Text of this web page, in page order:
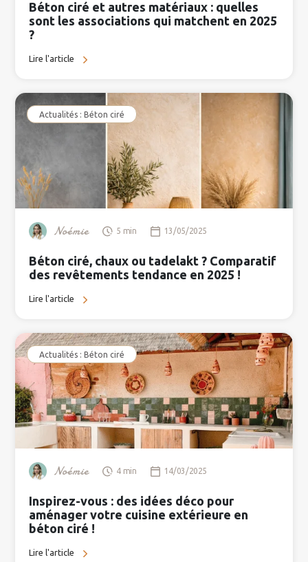
Béton ciré et autres matériaux : quelles
sont les associations qui matchent en 2025
?
Lire l'article
Actualités : Béton ciré
Noémie 5 min 13/05/2025
Béton ciré, chaux ou tadelakt ? Comparatif
des revêtements tendance en 2025 !
Lire l'article
Actualités : Béton ciré
Noémie 4 min 14/03/2025
Inspirez-vous : des idées déco pour
aménager votre cuisine extérieure en
béton ciré !
Lire l'article